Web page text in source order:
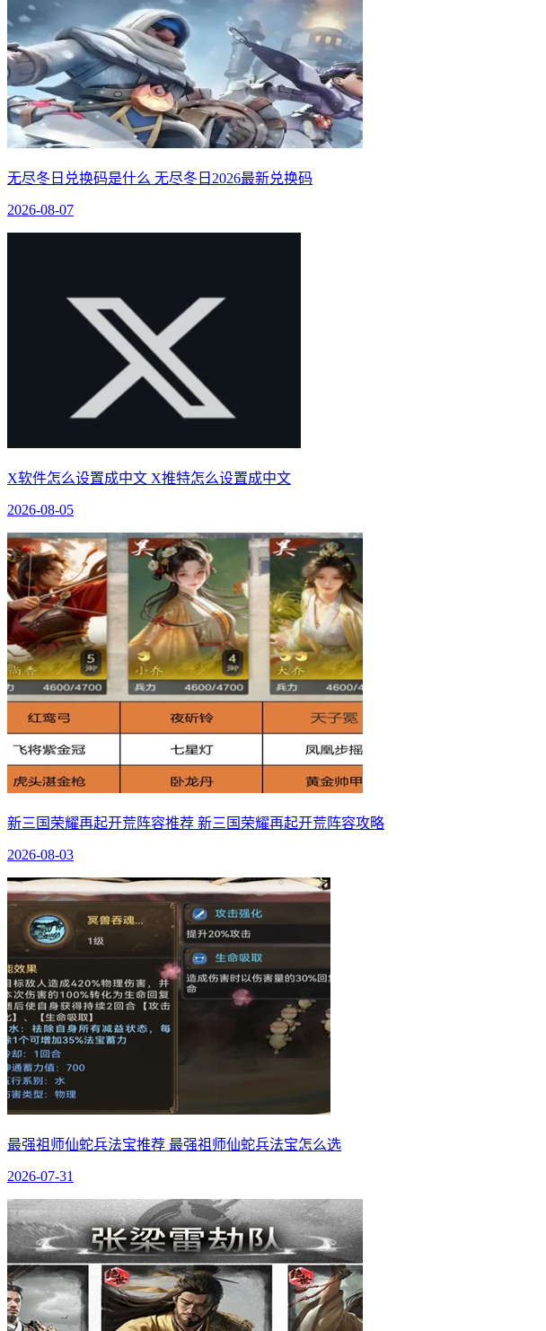
无尽冬日兑换码是什么 无尽冬日2026最新兑换码
2026-08-07
X软件怎么设置成中文 X推特怎么设置成中文
2026-08-05
新三国荣耀再起开荒阵容推荐 新三国荣耀再起开荒阵容攻略
2026-08-03
最强祖师仙蛇兵法宝推荐 最强祖师仙蛇兵法宝怎么选
2026-07-31